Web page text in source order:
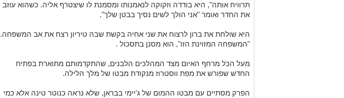
תרוויח אותה", היא בודדה וזקוקה לנאמנותו ומסמנת לו שיצטרף אליה. כשהוא עוזב
את החדר ואומר "אני הולך לשים נסיך בבטן שלך".
היא שולחת את ברון לרצוח את שני אחיה בקשת שבה טיריון רצח את אב המשפחה.
"המשפחה המזוינת הזו", הוא מסנן בתסכול .
מעל הכל מרחף האיום מצד המהלכים הלבנים, שהתקדמותם מתוארת בפתיח
החדש שפורש את מפת ווסטרוז מנקודת מבטו של מלך הלילה.
הפרק מסתיים עם מבטו ההמום של ג'יימי בבראן, שלא נראה כנוטר טינה אלא כמי